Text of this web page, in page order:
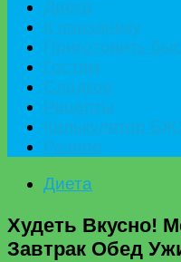
Диета
Худеть Вкусно!
Завтрак Обед